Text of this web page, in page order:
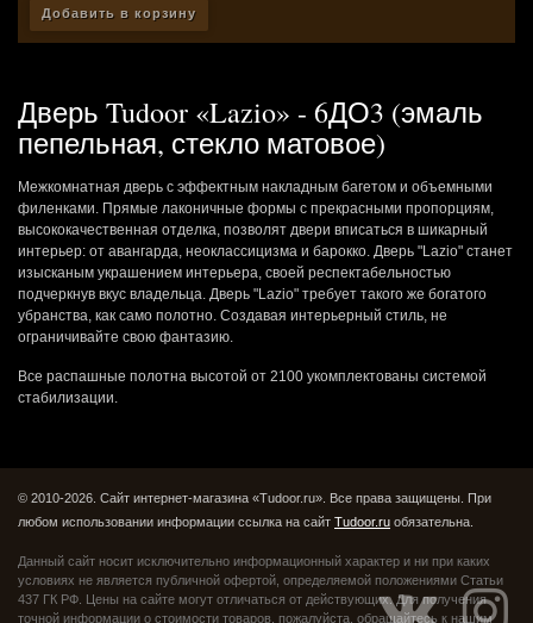
Добавить в корзину
Дверь Tudoor «Lazio» - 6ДО3 (эмаль
пепельная, стекло матовое)
Межкомнатная дверь с эффектным накладным багетом и объемными
филенками. Прямые лаконичные формы с прекрасными пропорциям,
высококачественная отделка, позволят двери вписаться в шикарный
интерьер: от авангарда, неоклассицизма и барокко. Дверь "Lazio" станет
изысканым украшением интерьера, своей респектабельностью
подчеркнув вкус владельца. Дверь "Lazio" требует такого же богатого
убранства, как само полотно. Создавая интерьерный стиль, не
ограничивайте свою фантазию.
Все распашные полотна высотой от 2100 укомплектованы системой
стабилизации.
© 2010-2026. Сайт интернет-магазина «Tudoor.ru». Все права защищены. При
любом использовании информации ссылка на сайт Tudoor.ru обязательна.
Данный сайт носит исключительно информационный характер и ни при каких
условиях не является публичной офертой, определяемой положениями Статьи
437 ГК РФ. Цены на сайте могут отличаться от действующих. Для получения
точной информации о стоимости товаров, пожалуйста, обращайтесь к нашим